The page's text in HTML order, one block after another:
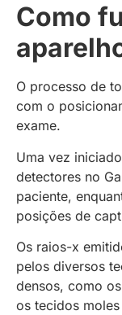
Como
O processo de
com o
exame.
Uma vez
detectores no
paciente,
posições de
Os raios-x
pelos diversos
densos, como
os tecidos